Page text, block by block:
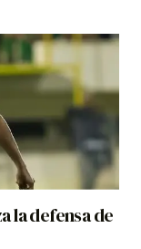
la defensa de